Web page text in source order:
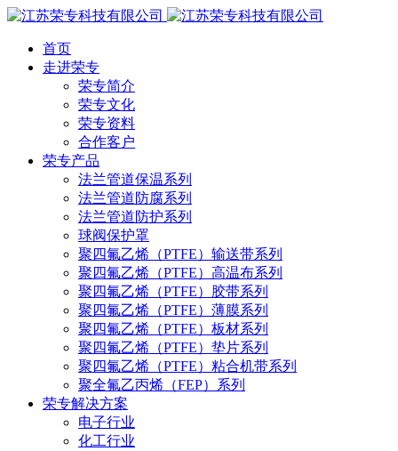
首页
走进荣专
荣专简介
荣专文化
荣专资料
合作客户
荣专产品
法兰管道保温系列
法兰管道防腐系列
法兰管道防护系列
球阀保护罩
聚四氟乙烯（PTFE）输送带系列
聚四氟乙烯（PTFE）高温布系列
聚四氟乙烯（PTFE）胶带系列
聚四氟乙烯（PTFE）薄膜系列
聚四氟乙烯（PTFE）板材系列
聚四氟乙烯（PTFE）垫片系列
聚四氟乙烯（PTFE）粘合机带系列
聚全氟乙丙烯（FEP）系列
荣专解决方案
电子行业
化工行业